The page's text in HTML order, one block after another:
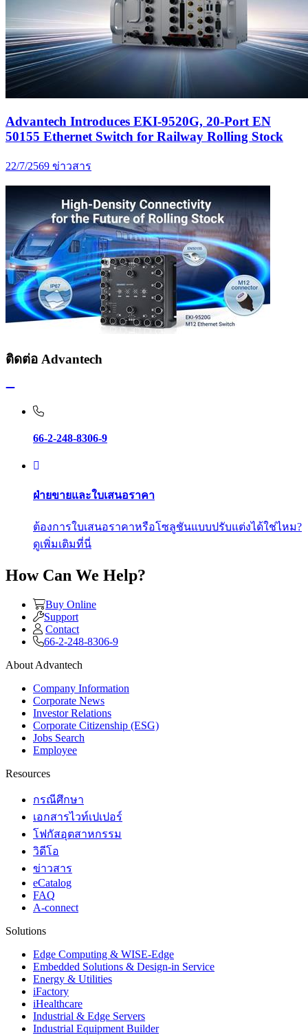
Advantech Introduces EKI-9520G, 20-Port EN
50155 Ethernet Switch for Railway Rolling Stock
22/7/2569 ข่าวสาร
ติดต่อ Advantech
66-2-248-8306-9
ฝ่ายขายและใบเสนอราคา
ต้องการใบเสนอราคาหรือโซลูชันแบบปรับแต่งได้ใช่ไหม?
ดูเพิ่มเติมที่นี่
How Can We Help?
Buy Online
Support
Contact
66-2-248-8306-9
About Advantech
Company Information
Corporate News
Investor Relations
Corporate Citizenship (ESG)
Jobs Search
Employee
Resources
กรณีศึกษา
เอกสารไวท์เปเปอร์
โฟกัสอุตสาหกรรม
วิดีโอ
ข่าวสาร
eCatalog
FAQ
A-connect
Solutions
Edge Computing & WISE-Edge
Embedded Solutions & Design-in Service
Energy & Utilities
iFactory
iHealthcare
Industrial & Edge Servers
Industrial Equipment Builder